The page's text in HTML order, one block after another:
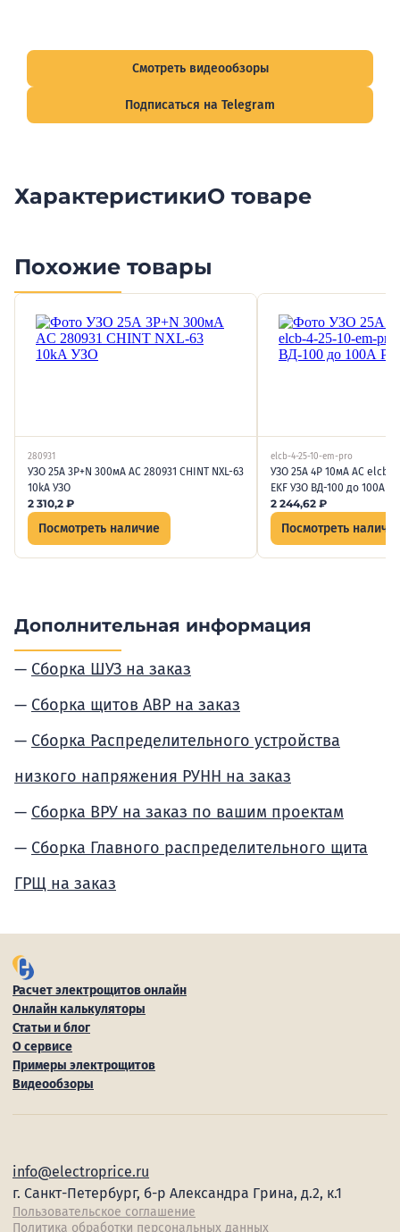
Смотреть видеообзоры
Подписаться на Telegram
ХарактеристикиО товаре
Похожие товары
280931
УЗО 25А 3P+N 300мА AC 280931 CHINT NXL-63
10kA УЗО
2 310,2 ₽
Посмотреть наличие
elcb-4-25-10-em-pro
УЗО 25А 4P 10мА AC elcb-
EKF УЗО ВД-100 до 100А
2 244,62 ₽
Посмотреть
Дополнительная информация
Сборка ШУЗ на заказ
Сборка щитов АВР на заказ
Сборка Распределительного устройства
низкого напряжения РУНН на заказ
Сборка ВРУ на заказ по вашим проектам
Сборка Главного распределительного щита
ГРЩ на заказ
Расчет электрощитов онлайн
Онлайн калькуляторы
Статьи и блог
О сервисе
Примеры электрощитов
Видеообзоры
info@electroprice.ru
г. Санкт-Петербург, б-р Александра Грина, д.2, к.1
Пользовательское соглашение
Политика обработки персональных данных